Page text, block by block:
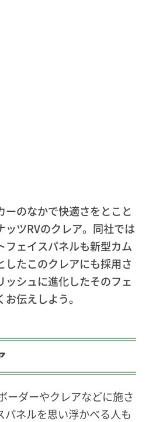
ーのなかで快適さをとこと
ッツRVのクレア。同社では
フェイスパネルも新型カム
したこのクレアにも採用さ
ッシュに進化したそのフェ
伝えしよう。
ーダーやクレアなどに施さ
ネルを思い浮かべる人も